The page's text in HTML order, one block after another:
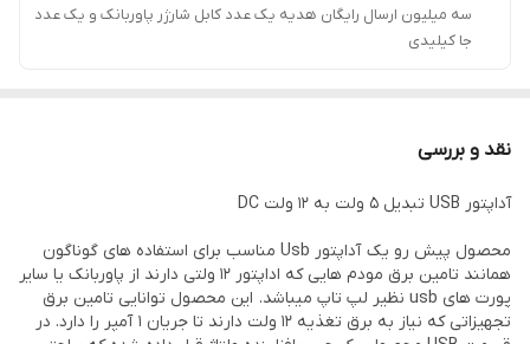
سه میلیون ارسال رایگان هدیه یک عدد کابل شارژر پاوربانک و یک عدد
جا کیلیدی
نقد و بررسی
آداپتور USB تبدیل 5 ولت به 12 ولت DC
محصول پیش رو یک آداپتور Usb مناسب برای استفاده های گوناگون
همانند تامین برق مودم هایی که اداپتور ۱۲ ولتی دارند از پاوربانک یا سایر
پورت های usb نظیر لپ تاپ میباشد. این محصول توانایی تامین برق
تجهیزاتی که نیاز به برق تغذیه 12 ولت دارند تا جریان 1 آمپر را دارد. در